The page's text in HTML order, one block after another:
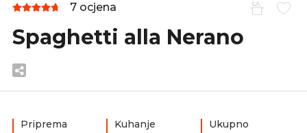
7 ocjena
Spaghetti alla Nerano
Priprema
Kuhanje
Ukupno